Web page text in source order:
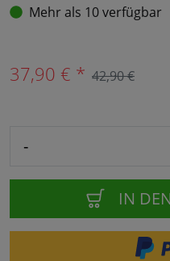
Mehr als 10 verfügbar
37,90 € * 42,90 €
-
IN